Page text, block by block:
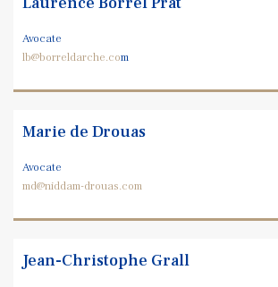
Avocate
lb@borreldarche.com
Marie de Drouas
Avocate
md@niddam-drouas.com
Jean-Christophe Grall